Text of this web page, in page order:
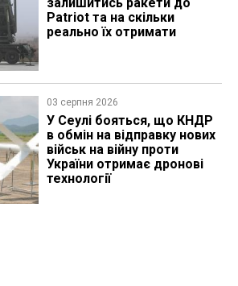
Patriot та на скільки
реально їх отримати
03 серпня 2026
У Сеулі бояться, що КНДР
в обмін на відправку нових
військ на війну проти
України отримає дронові
технології